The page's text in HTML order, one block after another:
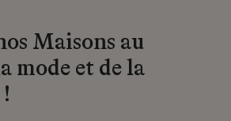
Maisons au
mode et de la